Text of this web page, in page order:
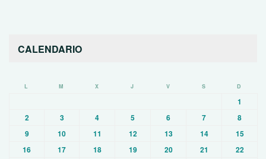
CALENDARIO
L M X J V S D
1
2
3 4 5 6 7
8
9
10 11 12 13 14
15
16
17 18 19 20 21
22